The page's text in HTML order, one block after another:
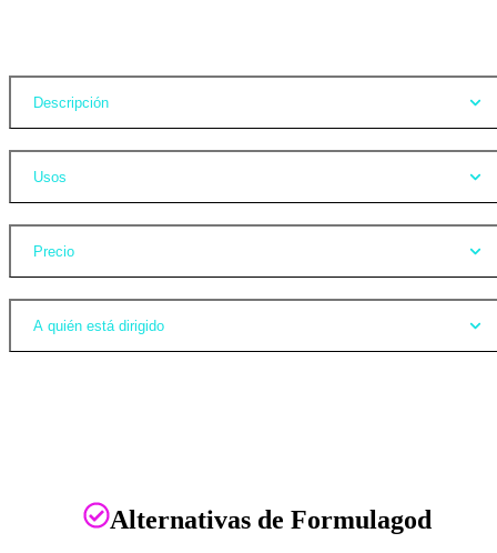
Descripción
Usos
Precio
A quién está dirigido
Alternativas de Formulagod